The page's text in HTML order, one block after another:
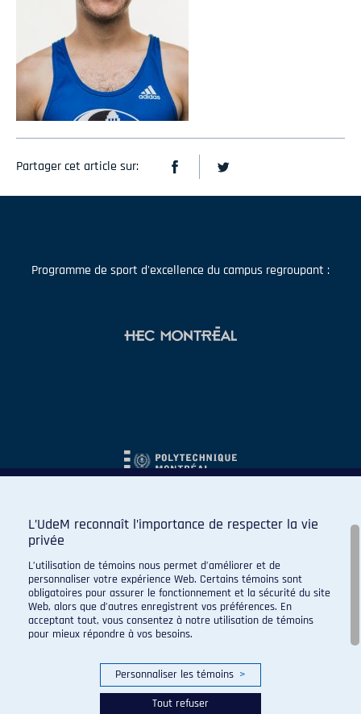
Partager cet article sur:
Programme de sport d'excellence du campus regroupant :
L’UdeM reconnaît l’importance de respecter la vie
privée
L’utilisation de témoins nous permet d’améliorer et de
personnaliser votre expérience Web. Certains témoins sont
obligatoires pour assurer le fonctionnement et la sécurité du site
Web, alors que d’autres enregistrent vos préférences. En
acceptant tout, vous consentez à notre utilisation de témoins
pour mieux répondre à vos besoins.
Personnaliser les témoins >
Tout refuser